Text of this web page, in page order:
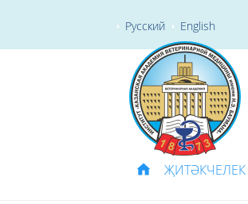
Русский English
ҖИТӘКЧЕЛЕК